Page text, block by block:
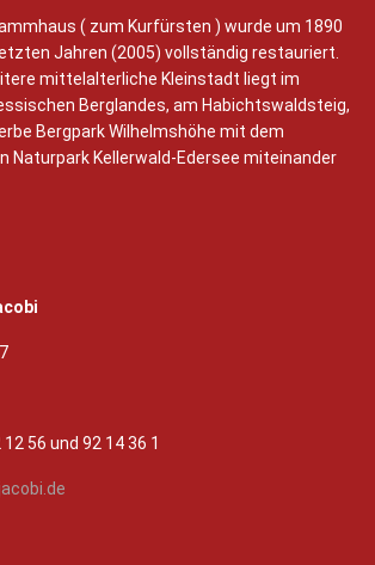
( zum Kurfürsten ) wurde um 1890
Jahren (2005) vollständig restauriert.
mittelalterliche Kleinstadt liegt im
Berglandes, am Habichtswaldsteig,
Bergpark Wilhelmshöhe mit dem
Naturpark Kellerwald-Edersee miteinander
56 und 92 14 36 1